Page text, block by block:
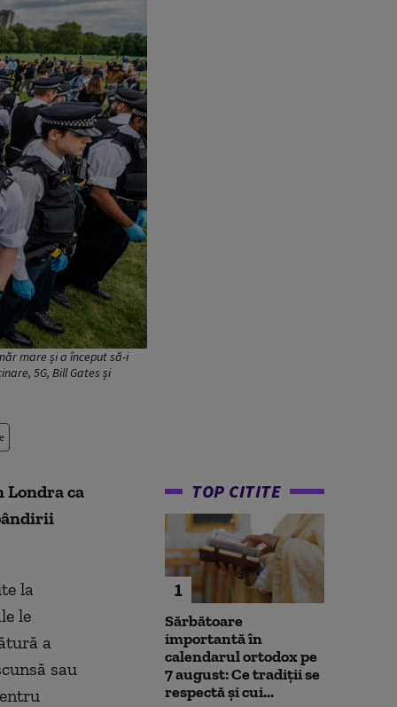
mare și a început să-i
5G, Bill Gates și
Londra ca
la
le
a
sau
TOP CITITE
1
Sărbătoare
importantă în
calendarul ortodox pe
7 august: Ce tradiții se
respectă și cui...